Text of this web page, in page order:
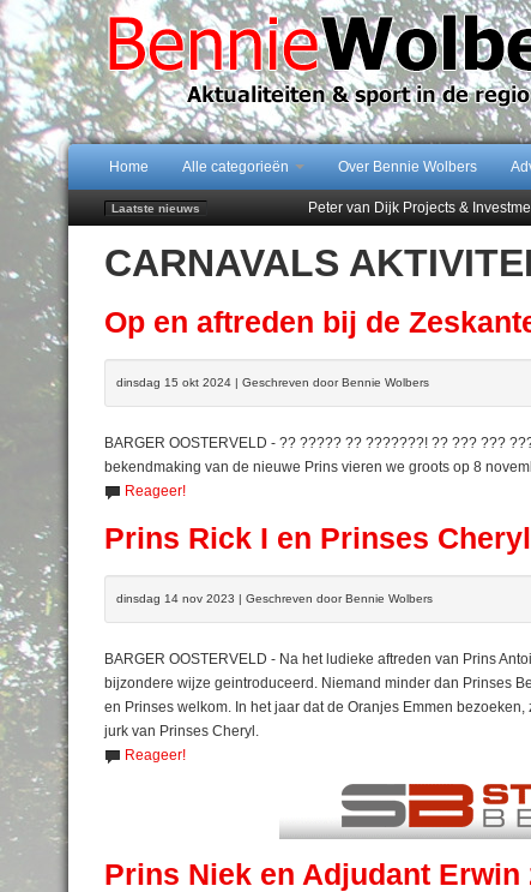
Home Alle categorieën Over Bennie Wolbers
Laatste nieuws
Peter van Dijk Projects &
102 kaarsen voor eeuwling Mieke
Emmen wint op Open Dag
CARNAVALS
Op en aftreden bij de
dinsdag 15 okt 2024 | Geschreven door Bennie Wolbers
BARGER OOSTERVELD - ?? ????? ?? ???????! ?? ??? ???
bekendmaking van de nieuwe Prins vieren we groots op 8
Reageer!
Prins Rick I en Prinses
dinsdag 14 nov 2023 | Geschreven door Bennie Wolbers
BARGER OOSTERVELD - Na het ludieke aftreden van Prins
bijzondere wijze geintroduceerd. Niemand minder dan Prinses
en Prinses welkom. In het jaar dat de Oranjes Emmen
jurk van Prinses Cheryl.
Reageer!
Prins Niek en Adjudant